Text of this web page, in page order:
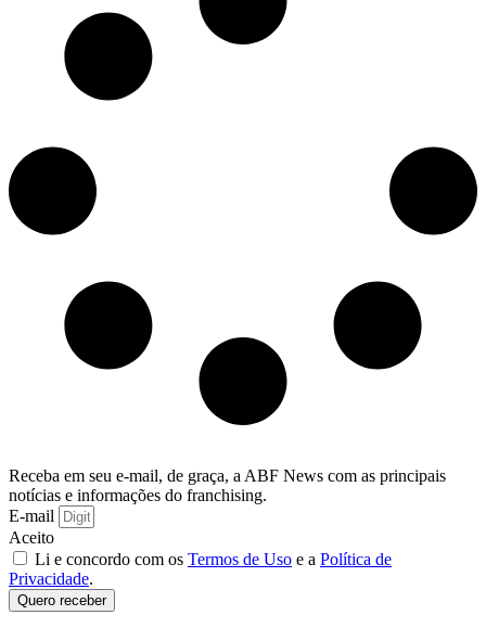
Receba em seu e-mail, de graça, a ABF News com as principais
notícias e informações do franchising.
E-mail
Aceito
Li e concordo com os Termos de Uso e a Política de
Privacidade.
Quero receber